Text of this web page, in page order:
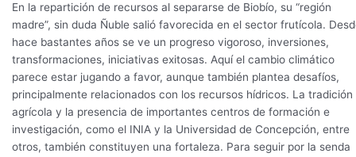
En la repartición de recursos al separarse de Biobío, su “región
madre”, sin duda Ñuble salió favorecida en el sector frutícola.
hace bastantes años se ve un progreso vigoroso, inversiones,
transformaciones, iniciativas exitosas. Aquí el cambio climático
parece estar jugando a favor, aunque también plantea desafíos,
principalmente relacionados con los recursos hídricos. La tradición
agrícola y la presencia de importantes centros de formación e
investigación, como el INIA y la Universidad de Concepción, entre
otros, también constituyen una fortaleza. Para seguir por la senda